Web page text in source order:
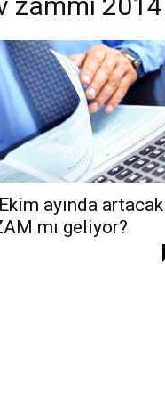
ayında artacak
mı geliyor?